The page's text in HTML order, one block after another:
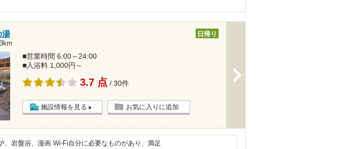
湯 日帰り
■営業時間 6:00～24:00
■入浴料 1,000円～
3.7 点 / 30件
施設情報を見る お気に入りに追加
、岩盤浴、漫画 Wi-Fi自分に必要なものがあり、満足